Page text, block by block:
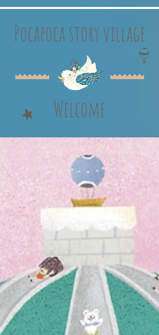
Welcome
Pocapoca story village